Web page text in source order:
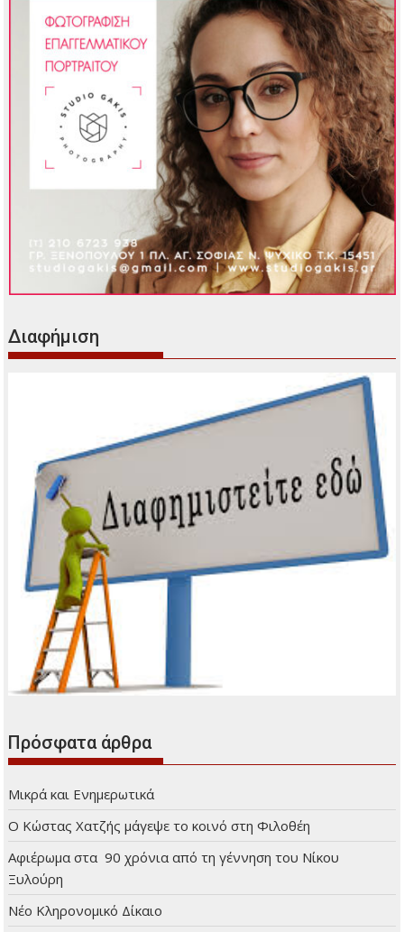
Διαφήμιση
Πρόσφατα άρθρα
Μικρά και Ενημερωτικά
Ο Κώστας Χατζής μάγεψε το κοινό στη Φιλοθέη
Αφιέρωμα στα 90 χρόνια από τη γέννηση του Νίκου
Ξυλούρη
Νέο Κληρονομικό Δίκαιο